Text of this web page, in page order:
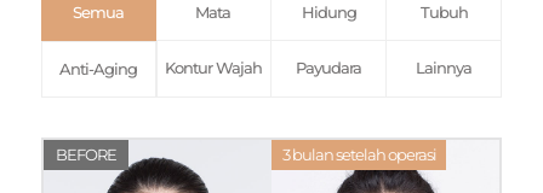
Semua Mata Hidung Tubuh
Anti-Aging Kontur Wajah Payudara Lainnya
BEFORE 3 bulan setelah operasi